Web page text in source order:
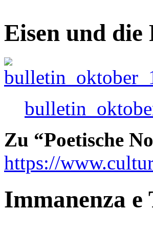
Eisen und die
Zu “Poetische
https://
Immanenza e